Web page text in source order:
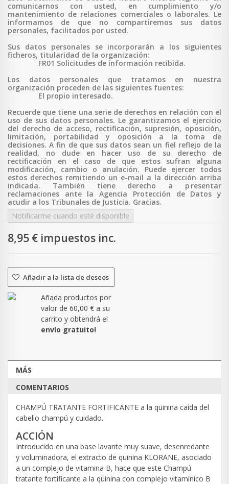
comunicarnos con usted, en cumplimiento y/o
mantenimiento de relaciones comerciales o laborales. Le
informamos de que no compartiremos sus datos
personales, facilitados por usted.
Sus datos personales se incorporarán a los siguientes
ficheros, titularidad de la organización:
FR01 Solicitudes de información recibida.
Los datos personales que tratamos en nuestra
organización proceden de las siguientes fuentes:
El propio interesado.
Recuerde que tiene una serie de derechos en relación con el
uso de sus datos personales. Le garantizamos el ejercicio
del derecho de acceso, rectificación, supresión, oposición,
limitación, portabilidad y oposición a la toma de
decisiones. A fin de que sus datos sean un fiel reflejo de la
realidad, no dude en hacer uso de su derecho de
rectificación en el caso de que estos sufran alguna
modificación, cambio o anulación. Puede ejercer todos
estos derechos remitiendo un e-mail a la dirección arriba
indicada. También tiene derecho a p resentar
reclamaciones ante la Agencia Protección de Datos y
acudir a los Tribunales de Justicia. Gracias.
Notificarme cuando esté disponible
8,95 € impuestos inc.
Añadir a la lista de deseos
Añada productos por
valor de 60,00 € a su
carrito y obtendrá el
envío gratuito!
MÁS
COMENTARIOS
CHAMPÚ TRATANTE FORTIFICANTE a la quinina caída del
cabello champú y cuidado.
ACCIÓN
Introducido en una base lavante muy suave, desenredante
y voluminadora, el extracto de quinina KLORANE, asociado
a un complejo de vitamina B, hace que este Champú
tratante fortificante a la quinina con complejo vitamínico B